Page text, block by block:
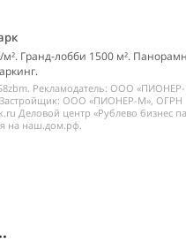
Гранд-лобби 1500 м².
Рекламодатель: ООО
Застройщик: ООО «ПИОНЕР-М», ОГРН
Деловой центр «Рублево бизнес
на наш.дом.рф.